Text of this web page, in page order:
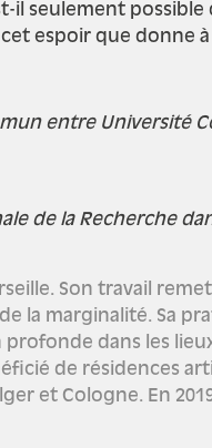
seulement possible
espoir que donne
entre Université
de la Recherche
Son travail
la marginalité. Sa
dans les
de résidences
et Cologne. En